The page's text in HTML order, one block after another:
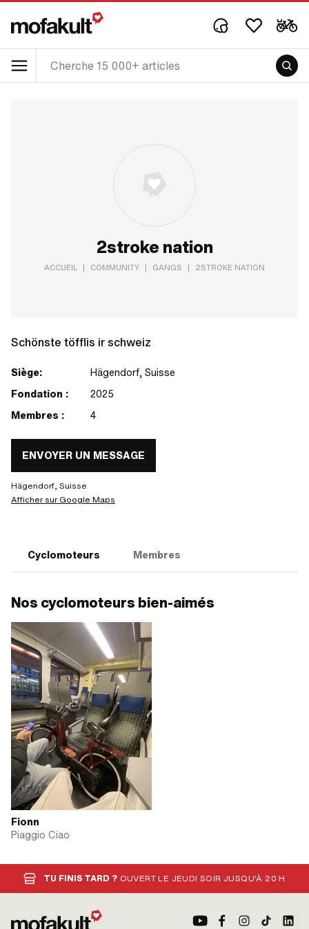
2stroke nation
ACCUEIL | COMMUNITY | GANGS | 2STROKE NATION
Schönste töfflis ir schweiz
Siège:
Hägendorf, Suisse
Fondation :
2025
Membres :
4
ENVOYER UN MESSAGE
Hägendorf, Suisse
Afficher sur Google Maps
Cyclomoteurs Membres
Nos cyclomoteurs bien-aimés
Fionn
Piaggio Ciao
TU FINIS TARD ? OUVERT LE JEUDI SOIR JUSQU'À 20 H